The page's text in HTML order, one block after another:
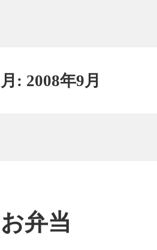
月: 2008年9月
お弁当